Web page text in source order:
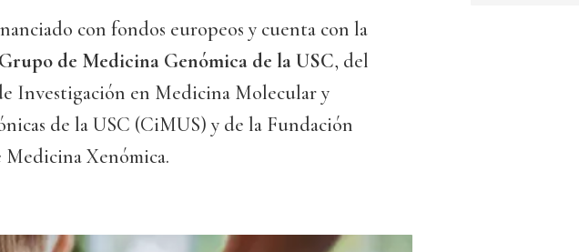
con fondos europeos y cuenta con la
Grupo de Medicina Genómica de la USC, del
Investigación en Medicina Molecular y
de la USC (CiMUS) y de la Fundación
Medicina Xenómica.